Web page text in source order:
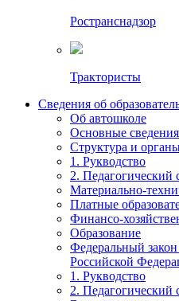
Ространснадзор
Трактористы
Сведения об
Об автошколе
Основные сведения
Структура и
1. Рукводство
2. Педагогический
Материально-
Платные
Финансо-
Образование
Федеральный
Российской
1. Рукводство
2. Педагогический